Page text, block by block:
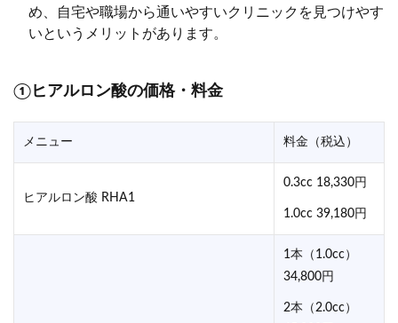
め、自宅や職場から通いやすいクリニックを見つけやす
いというメリットがあります。
①ヒアルロン酸の価格・料金
メニュー 料金（税込）
ヒアルロン酸 RHA1
0.3cc 18,330円
1.0cc 39,180円
1本（1.0cc）
34,800円
2本（2.0cc）